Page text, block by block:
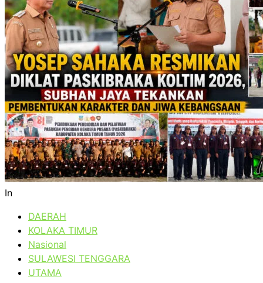
In
DAERAH
KOLAKA TIMUR
Nasional
SULAWESI TENGGARA
UTAMA